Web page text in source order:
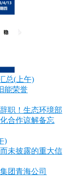
总(上午)
能荣誉
职！生态环境部
合作谅解备忘
)
未披露的重大信
团青海公司